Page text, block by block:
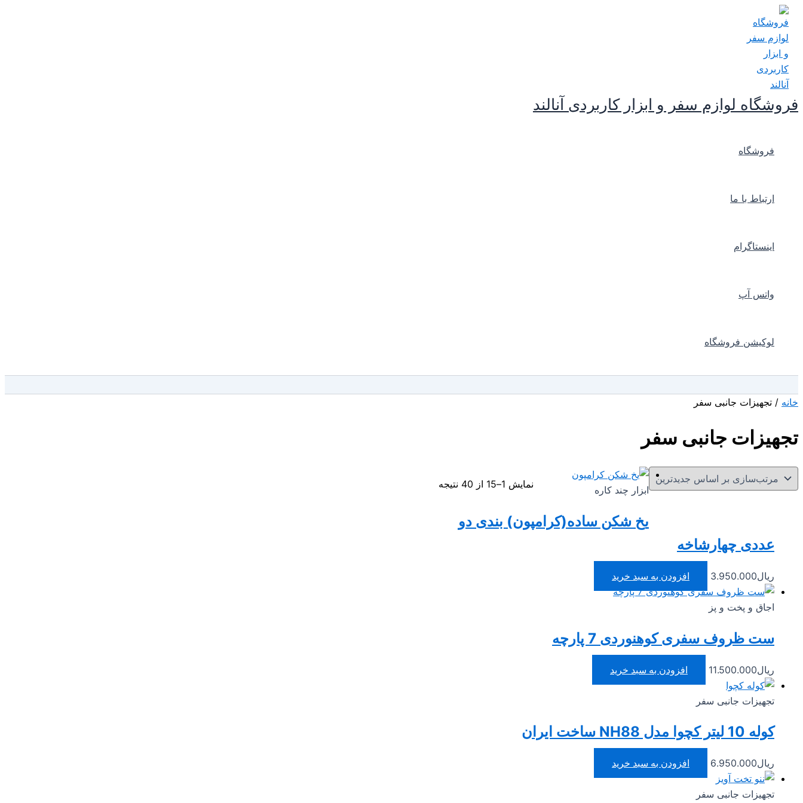
پرش
محتوا
فروشگاه لوازم سفر و ابزار کاربردی آنالند
فروشگاه
ارتباط با ما
اینستاگرام
واتس آپ
لوکیشن فروشگاه
خانه / تجهیزات جانبی سفر
تجهیزات جانبی سفر
نمایش 1–15 از 40 نتیجه ابزار چند کاره
یخ شکن ساده(کرامپون) بندی دو
عددی چهارشاخه
ریال3.950.000 افزودن به سبد خرید
اجاق و پخت و پز
ست ظروف سفری کوهنوردی 7 پارچه
ریال11.500.000 افزودن به سبد خرید
تجهیزات جانبی سفر
کوله 10 لیتر کچوا مدل NH88 ساخت ایران
ریال6.950.000 افزودن به سبد خرید
تجهیزات جانبی سفر